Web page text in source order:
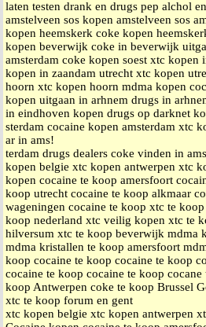
laten testen drank en drugs pep alchol
amstelveen sos kopen amstelveen sos
kopen heemskerk coke kopen
kopen beverwijk coke in beverwijk
amsterdam coke kopen soest xtc kopen
kopen in zaandam utrecht xtc kopen
hoorn xtc kopen hoorn mdma kopen
kopen uitgaan in arhnem drugs in
in eindhoven kopen drugs op darknet
sterdam cocaine kopen amsterdam xtc
ar in ams!
terdam drugs dealers coke vinden in
kopen belgie xtc kopen antwerpen xtc
kopen cocaine te koop amersfoort
koop utrecht cocaine te koop alkmaar
wageningen cocaine te koop xtc te
koop nederland xtc veilig kopen xtc te
hilversum xtc te koop beverwijk mdma
mdma kristallen te koop amersfoort
koop cocaine te koop cocaine te koop
cocaine te koop cocaine te koop
koop Antwerpen coke te koop Brussel
xtc te koop forum en gent
xtc kopen belgie xtc kopen antwerpen